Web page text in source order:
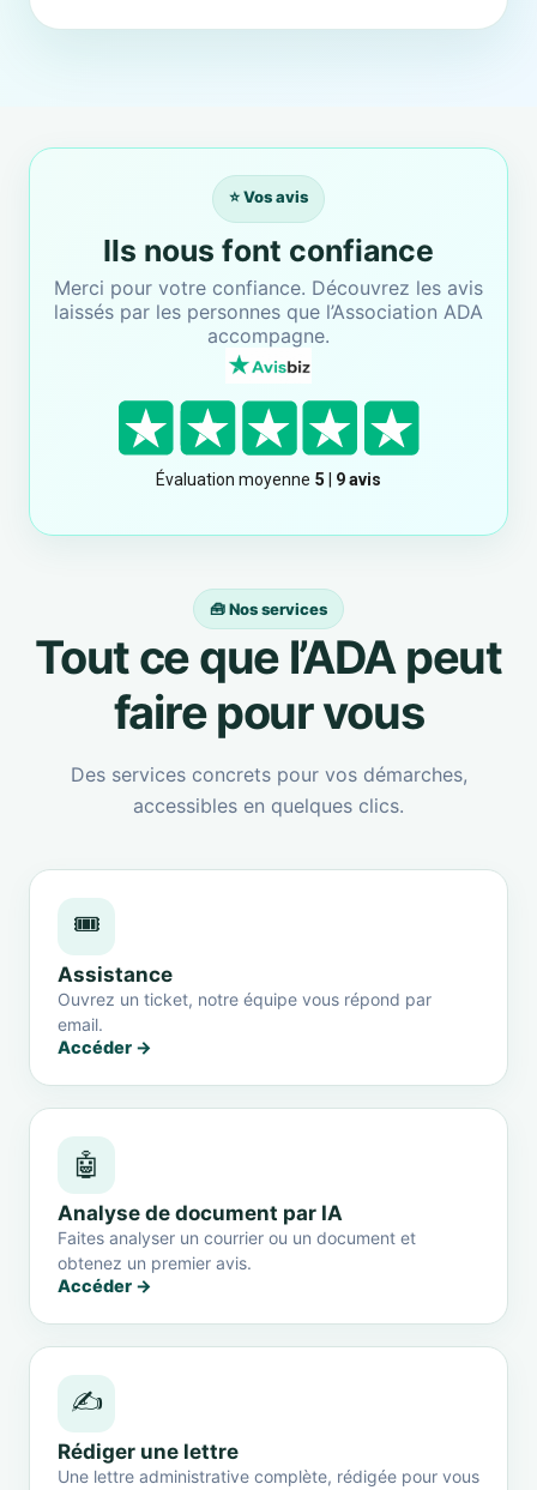
⭐ Vos avis
Ils nous font confiance
Merci pour votre confiance. Découvrez les avis
laissés par les personnes que l’Association ADA
accompagne.
🧰 Nos services
Tout ce que l’ADA peut
faire pour vous
Des services concrets pour vos démarches,
accessibles en quelques clics.
🎟️
Assistance
Ouvrez un ticket, notre équipe vous répond par
email.
Accéder →
🤖
Analyse de document par IA
Faites analyser un courrier ou un document et
obtenez un premier avis.
Accéder →
✍️
Rédiger une lettre
Une lettre administrative complète, rédigée pour vous